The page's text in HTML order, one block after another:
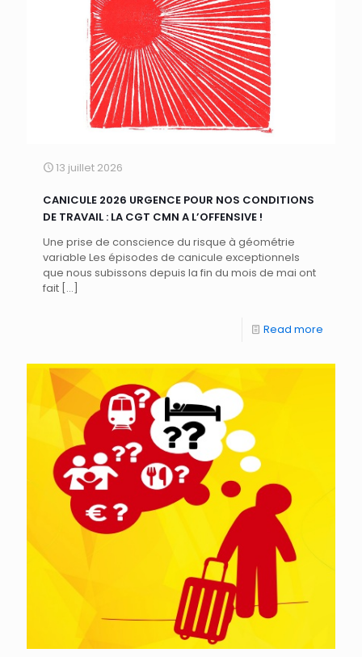
13 juillet 2026
CANICULE 2026 URGENCE POUR NOS CONDITIONS
DE TRAVAIL : LA CGT CMN A L’OFFENSIVE !
Une prise de conscience du risque à géométrie
variable Les épisodes de canicule exceptionnels
que nous subissons depuis la fin du mois de mai ont
fait […]
Read more